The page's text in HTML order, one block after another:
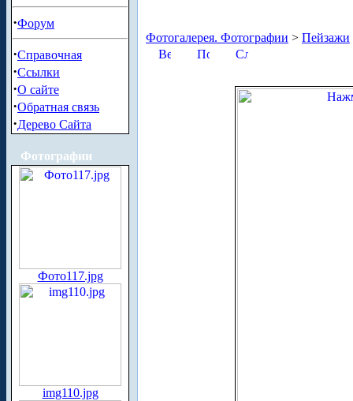
·Форум
·Справочная
·Ссылки
·О сайте
·Обратная связь
·Дерево Сайта
Фотографии
Фото117.jpg
img110.jpg
Фотогалерея. Фотографии > Пейзажи